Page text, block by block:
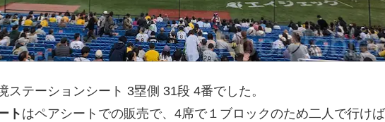
ステーションシート 3塁側 31段 4番でした。
ト はペアシートでの販売で、4席で１ブロックのため二人で行け